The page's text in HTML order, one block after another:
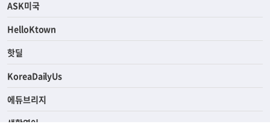
연예/스포츠
ASK미국
HelloKtown
핫딜
KoreaDailyUs